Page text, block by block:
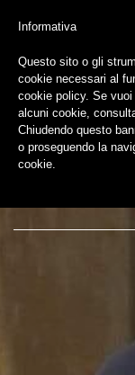
05-
Informativa
Questo sito o gli
cookie necessari al
cookie policy. Se
alcuni cookie,
Chiudendo questo
o proseguendo la
cookie.